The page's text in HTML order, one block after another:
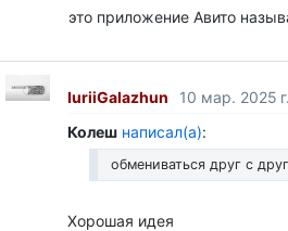
это приложение Авито
IuriiGalazhun
10 мар. 2025
Колеш написал(а):
обмениваться друг с
Хорошая идея